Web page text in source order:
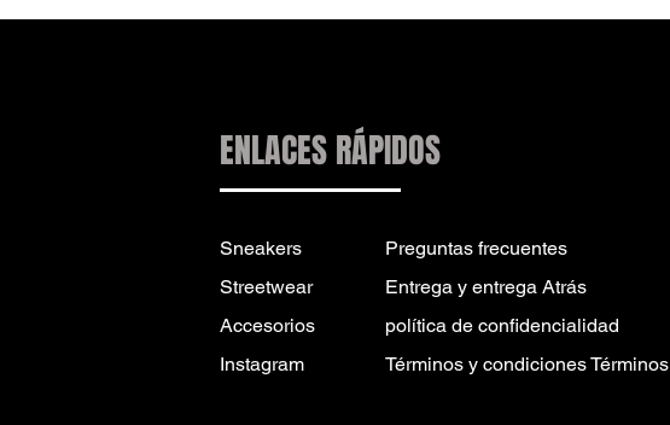
ENLACES RÁPIDOS
Sneakers
Streetwear
Accesorios
Instagram
Preguntas frecuentes
Entrega y entrega Atrás
política de confidencialidad
Términos y condiciones Términos